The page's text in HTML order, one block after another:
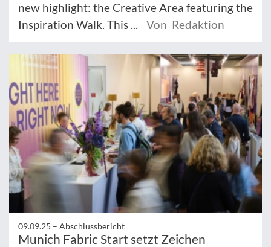
new highlight: the Creative Area featuring the
Inspiration Walk. This ...
Von Redaktion
09.09.25 – Abschlussbericht
Munich Fabric Start setzt Zeichen